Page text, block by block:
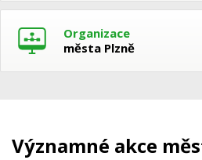
Organizace
města Plzně
Významné akce